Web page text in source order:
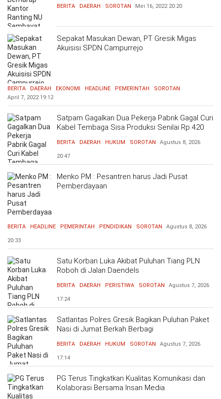
BERITA DAERAH SOROTAN Mei 16, 2022 20:20
Sepakat Masukan Dewan, PT Gresik Migas
Akuisisi SPDN Campurrejo
BERITA DAERAH EKONOMI HEADLINE PEMERINTAH
SOROTAN
April 7, 2022 19:12
Satpam Gagalkan Dua Pekerja Pabrik Gagal Curi
Kabel Tembaga Sisa Produksi Senilai Rp 420
BERITA DAERAH HUKUM SOROTAN Agustus 8, 2026
20:47
Menko PM : Pesantren harus Jadi Pusat
Pemberdayaan
BERITA HEADLINE PEMERINTAH PENDIDIKAN SOROTAN Agustus 8, 2026
20:33
Satu Korban Luka Akibat Puluhan Tiang PLN
Roboh di Jalan Daendels
BERITA DAERAH PERISTIWA SOROTAN Agustus 7, 2026
17:24
Satlantas Polres Gresik Bagikan Puluhan Paket
Nasi di Jumat Berkah Berbagi
BERITA DAERAH HUKUM SOROTAN Agustus 7, 2026
17:14
PG Terus Tingkatkan Kualitas Komunikasi dan
Kolaborasi Bersama Insan Media